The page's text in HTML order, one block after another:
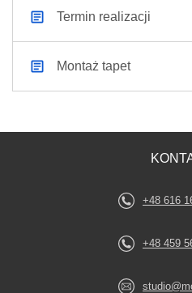
Termin realizacji
Montaż tapet
+48 616
+48 459